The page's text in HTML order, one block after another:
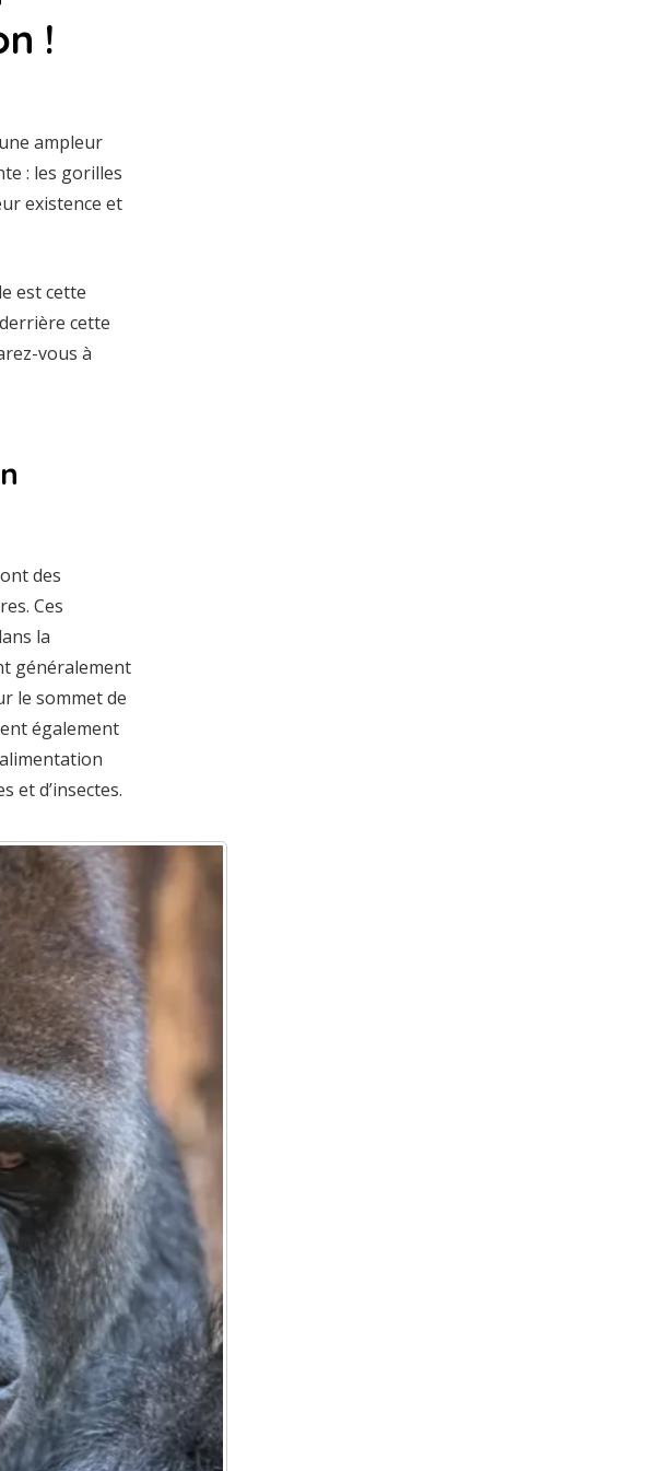
!
ampleur
: les gorilles
existence et
est cette
cette
vous à
des
Ces
la
généralement
le sommet de
également
et d’insectes.